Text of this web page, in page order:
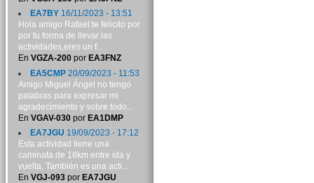
EA7BY16/11/2023 - 13:51
Hola amigo Rafael:te felicito por
por tu forma de llevar las
actividades,eres un f...
En VGZA-200por EA3FNZ
EA5CMP20/09/2023 - 11:53
Amigo Miguel Ángel no tengo
palabras para expresar mi
agradecimiento y sobre todo...
En VGAV-030por EA1DMP
EA7JGU 19/09/2023 - 17:12
Esta actividad tiene una
caminata de 18km entre ida y
vuelta. También es una acti...
En VGJ-093por EA7JGU